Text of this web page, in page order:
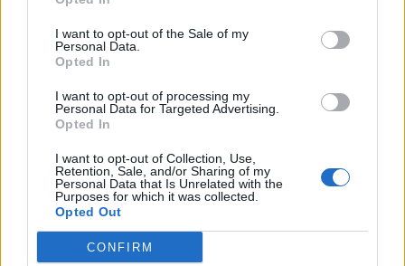
I want to opt-out of the Sale of my
Personal Data.
Opted In
I want to opt-out of processing my
Personal Data for Targeted Advertising.
Opted In
I want to opt-out of Collection, Use,
Retention, Sale, and/or Sharing of my
Personal Data that Is Unrelated with the
Purposes for which it was collected.
Opted Out
CONFIRM
Στις επενδύσεις χαρτοφυλακίου, η άνοδος των
απαιτήσεων των κατοίκων έναντι του εξωτερικού
οφείλεται στη διεύρυνση κατά 4,4 δισεκ. ευρώ των
τοποθετήσεων κατοίκων σε μετοχές επιχειρήσεων
μη κατοίκων, η οποία αντισταθμίστηκε περίπου
κατά το ήμισυ από την υποχώρηση κατά 2,7 δισεκ.
ευρώ των τοποθετήσεων κατοίκων σε ομόλογα και
έντοκα γραμμάτια του εξωτερικού. Η αύξηση των
υποχρεώσεών τους αντανακλά κυρίως την άνοδο
κατά 8,4 δισεκ. ευρώ των τοποθετήσεων μη